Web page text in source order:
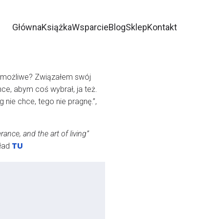
GłównaKsiążkaWsparcieBlogSklepKontakt
Związałem swój
abym coś wybrał, ja też.
chce, tego nie pragnę.”,
and the art of living”
TU